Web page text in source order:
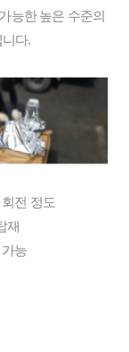
능한 높은 수준의
다.
전 정도
재
능